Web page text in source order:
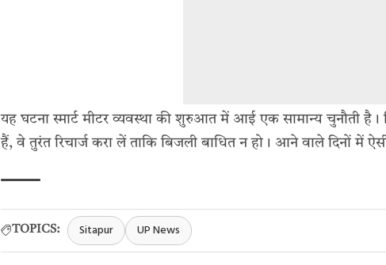
यह घटना स्मार्ट मीटर व्यवस्था की शुरुआत में आई एक सामान्य चुनौती
हैं, वे तुरंत रिचार्ज करा लें ताकि बिजली बाधित न हो। आने वाले दिनों में
TOPICS: Sitapur UP News